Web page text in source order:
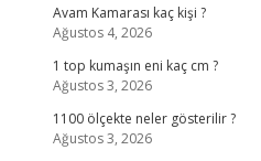
Avam Kamarası kaç kişi ?
Ağustos 4, 2026
1 top kumaşın eni kaç cm ?
Ağustos 3, 2026
1100 ölçekte neler gösterilir ?
Ağustos 3, 2026